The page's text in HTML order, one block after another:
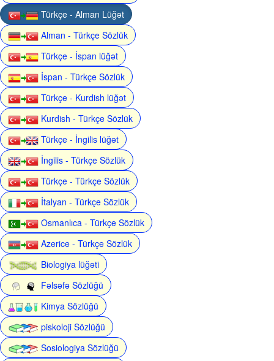
Türkçe - Alman Lüğət
Alman - Türkçe Sözlük
Türkçe - İspan lüğət
İspan - Türkçe Sözlük
Türkçe - Kurdish lüğət
Kurdish - Türkçe Sözlük
Türkçe - İngilis lüğət
İngilis - Türkçe Sözlük
Türkçe - Türkçe Sözlük
İtalyan - Türkçe Sözlük
Osmanlıca - Türkçe Sözlük
Azerice - Türkçe Sözlük
Biologiya lüğəti
Fəlsəfə Sözlüğü
Kimya Sözlüğü
piskoloji Sözlüğü
Sosiologiya Sözlüğü